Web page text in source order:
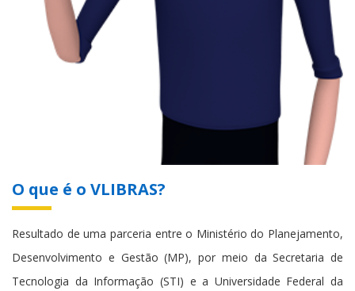
O que é o VLIBRAS?
Resultado de uma parceria entre o Ministério do Planejamento,
Desenvolvimento e Gestão (MP), por meio da Secretaria de
Tecnologia da Informação (STI) e a Universidade Federal da